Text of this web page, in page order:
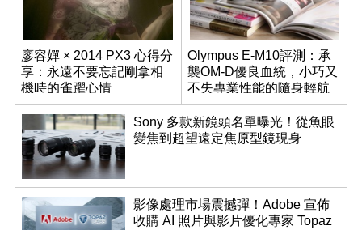
廖容嬋 × 2014 PX3 心得分
享：永遠不要忘記剛拿相
機時的雀躍心情
Olympus E-M10評測：承
襲OM-D優良血統，小巧又
不失專業性能的隨身輕航
機
Sony 多款新鏡頭名單曝光！從魚眼
變焦到超望遠定焦原型鏡現身
影像處理市場震撼彈！Adobe 宣佈
收購 AI 照片與影片優化專家 Topaz